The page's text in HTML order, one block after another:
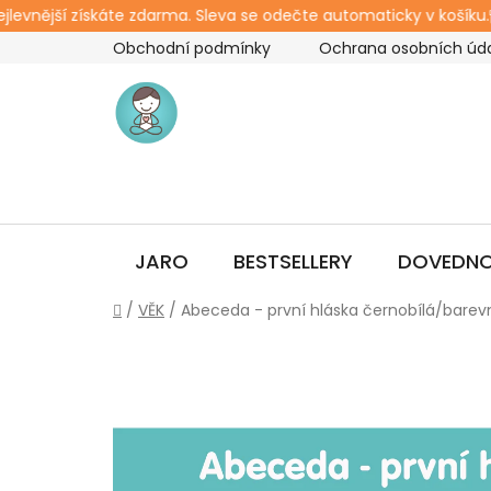
získáte zdarma. Sleva se odečte automaticky v košíku.
Obchodní podmínky Ochrana osobních
JARO BESTSELLERY
Domů
/ VĚK / Abeceda - první hláska černobílá/